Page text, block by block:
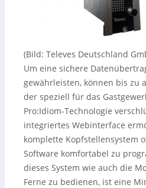
(Bild: Televes Deutschland
Um eine sichere
gewährleisten, können bis zu
der speziell für das
Pro:Idiom-Technologie
integriertes Webinterface
komplette Kopfstellensystem
Software komfortabel zu
dieses System wie auch die
Ferne zu bedienen, ist eine